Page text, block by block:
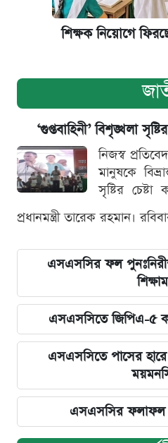
শিক্ষক নিয়োগে
‘গুপ্তবাহিনী’ বিশৃঙ্খলা
নিজস্ব
মানুষকে
সৃষ্টির
প্রধানমন্ত্রী তারেক রহমান।
এসএসসির ফল
এসএসসিতে জিপিএ-৫
এসএসসিতে পাসের হারে
এসএসসির ফলাফল